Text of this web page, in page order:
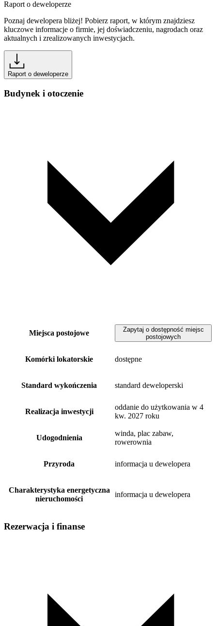
Raport o deweloperze
Poznaj dewelopera bliżej! Pobierz raport, w którym znajdziesz
kluczowe informacje o firmie, jej doświadczeniu, nagrodach oraz
aktualnych i zrealizowanych inwestycjach.
Raport o deweloperze
Budynek i otoczenie
Miejsca postojowe
Zapytaj o dostępność miejsc
postojowych
Komórki lokatorskie dostępne
Standard wykończenia standard deweloperski
Realizacja inwestycji
oddanie do użytkowania w 4
kw. 2027 roku
Udogodnienia
winda, plac zabaw,
rowerownia
Przyroda informacja u dewelopera
Charakterystyka energetyczna
nieruchomości
informacja u dewelopera
Rezerwacja i finanse